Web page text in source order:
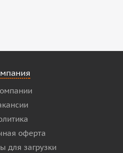
оферта
для загрузки